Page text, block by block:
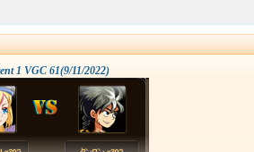
1 VGC 61(9/11/2022)